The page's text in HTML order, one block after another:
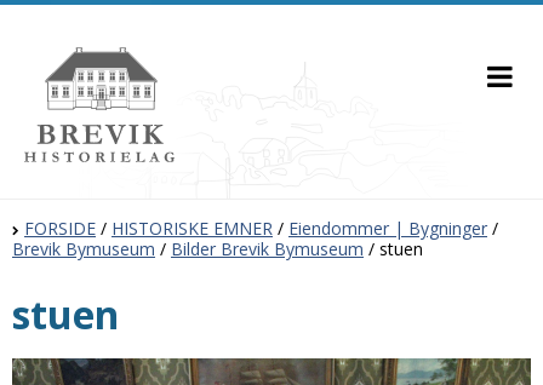
FORSIDE / HISTORISKE EMNER / Eiendommer | Bygninger /
Brevik Bymuseum / Bilder Brevik Bymuseum / stuen
stuen